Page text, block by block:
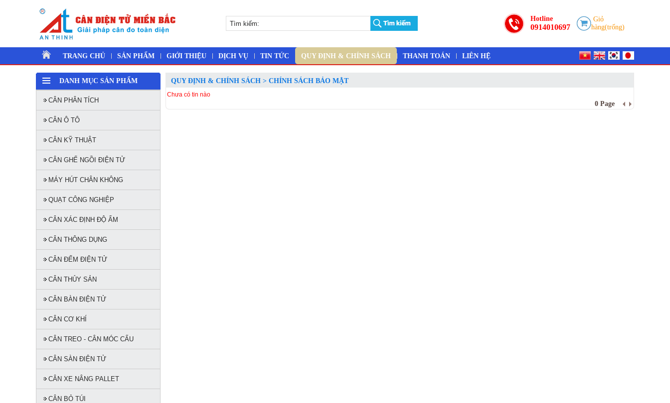
Hotline
0914010697
Giỏ
hàng(trống)
TRANG CHỦ SẢN PHẨM GIỚI THIỆU DỊCH VỤ TIN TỨC QUY ĐỊNH & CHÍNH SÁCH THANH TOÁN LIÊN HỆ
DANH MỤC SẢN PHẨM
CÂN PHÂN TÍCH
CÂN Ô TÔ
CÂN KỸ THUẬT
CÂN GHẾ NGỒI ĐIỆN TỬ
MÁY HÚT CHÂN KHÔNG
QUẠT CÔNG NGHIỆP
CÂN XÁC ĐỊNH ĐỘ ẨM
CÂN THÔNG DỤNG
CÂN ĐẾM ĐIỆN TỬ
CÂN THỦY SẢN
CÂN BÀN ĐIỆN TỬ
CÂN CƠ KHÍ
CÂN TREO - CÂN MÓC CẨU
CÂN SÀN ĐIỆN TỬ
CÂN XE NÂNG PALLET
CÂN BỎ TÚI
QUY ĐỊNH & CHÍNH SÁCH > CHÍNH SÁCH BẢO MẬT
Chưa có tin nào
0 Page